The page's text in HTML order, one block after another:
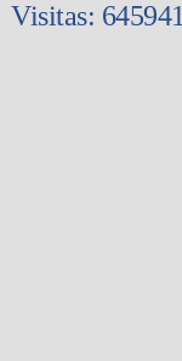
Visitas: 645941